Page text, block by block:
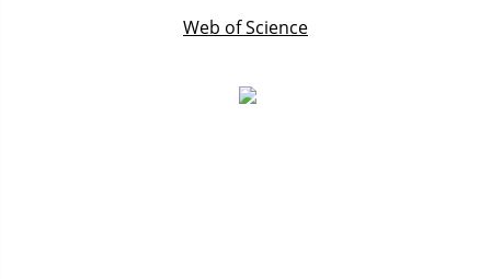
Web of Science